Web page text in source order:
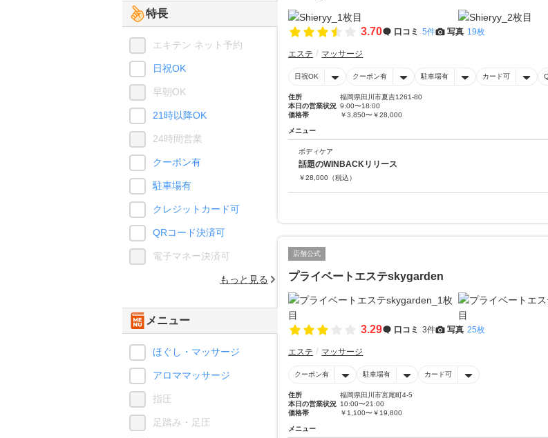
3.70 口コミ 5件 写真 19枚
エステ マッサージ
日祝OK クーポン有 駐車場有 カード可
住所
福岡県田川市夏吉1261-80
本日の営業状況 9:00〜18:00
価格帯
￥3,850〜￥28,000
メニュー
ボディケア
話題のWINBACKリリース
￥28,000 （税込）
店舗公式
プライベートエステskygarden
3.29 口コミ 3件 写真 25枚
エステ マッサージ
クーポン有 駐車場有 カード可
住所
福岡県田川市宮尾町4-5
本日の営業状況 10:00〜21:00
価格帯
￥1,100〜￥19,800
メニュー
特長
エキテン ネット予約
日祝OK
早朝OK
21時以降OK
24時間営業
クーポン有
駐車場有
クレジットカード可
QRコード決済可
電子マネー決済可
もっと見る
メニュー
ほぐし・マッサージ
アロママッサージ
指圧
足踏み・足圧